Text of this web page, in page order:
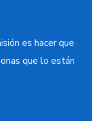
es hacer que
que lo están